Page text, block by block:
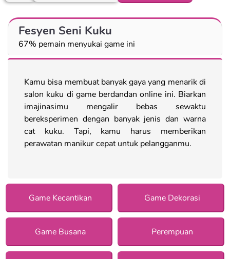
Fesyen Seni Kuku
67% pemain menyukai game ini
Kamu bisa membuat banyak gaya yang menarik di
salon kuku di game berdandan online ini. Biarkan
imajinasimu mengalir bebas sewaktu
bereksperimen dengan banyak jenis dan warna
cat kuku. Tapi, kamu harus memberikan
perawatan manikur cepat untuk pelangganmu.
Game Kecantikan Game Dekorasi
Game Busana Perempuan